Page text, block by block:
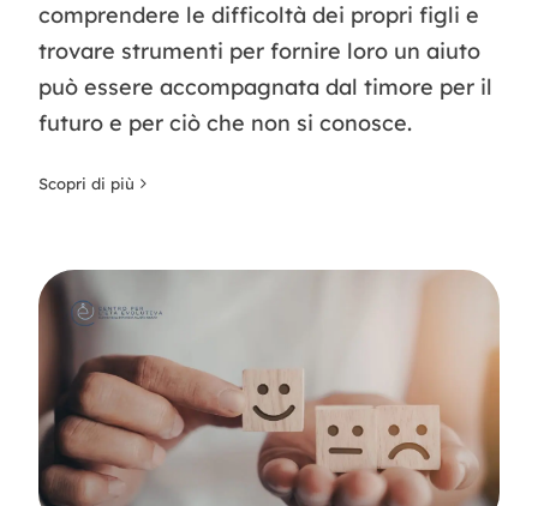
comprendere le difficoltà dei propri figli e
trovare strumenti per fornire loro un aiuto
può essere accompagnata dal timore per il
futuro e per ciò che non si conosce.
Scopri di più